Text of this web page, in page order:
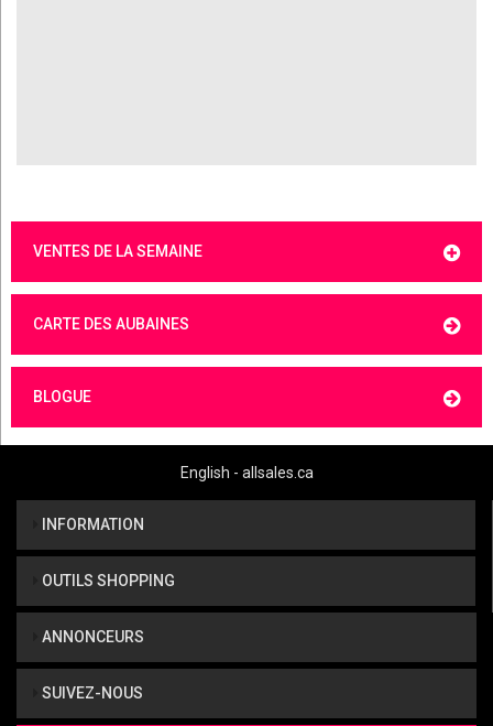
VENTES DE LA SEMAINE
CARTE DES AUBAINES
BLOGUE
English - allsales.ca
INFORMATION
OUTILS SHOPPING
ANNONCEURS
SUIVEZ-NOUS